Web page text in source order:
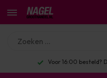
Voor 16:00 besteld?